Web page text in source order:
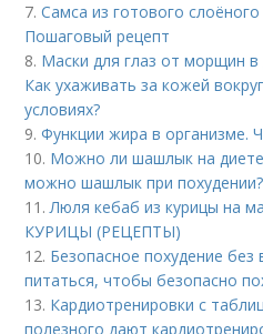
7.Самса из готового
Пошаговый рецепт
8. Маски для глаз от морщин
Как ухаживать за кожей
условиях?
9.Функции жира в организме.
10. Можно ли шашлык на диете
можно шашлык при похудении?
11.Люля кебаб из курицы на
КУРИЦЫ (РЕЦЕПТЫ)
12. Безопасное похудение без
питаться, чтобы безопасно
13. Кардиотренировки с
полезного дают